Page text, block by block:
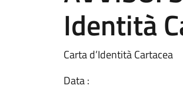
Identità
Carta d’Identità Cartacea
Data :